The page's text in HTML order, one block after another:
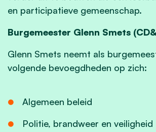
en participatieve gemeenschap.
Burgemeester Glenn Smets
Glenn Smets neemt als
volgende bevoegdheden op zich:
Algemeen beleid
Politie, brandweer en veiligheid